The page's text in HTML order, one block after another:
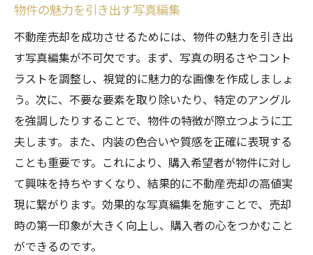
物件の魅力を引き出す写真編集
不動産売却を成功させるためには、物件の魅力を引き出
す写真編集が不可欠です。まず、写真の明るさやコント
ラストを調整し、視覚的に魅力的な画像を作成しましょ
う。次に、不要な要素を取り除いたり、特定のアングル
を強調したりすることで、物件の特徴が際立つように工
夫します。また、内装の色合いや質感を正確に表現する
ことも重要です。これにより、購入希望者が物件に対し
て興味を持ちやすくなり、結果的に不動産売却の高値実
現に繋がります。効果的な写真編集を施すことで、売却
時の第一印象が大きく向上し、購入者の心をつかむこと
ができるのです。